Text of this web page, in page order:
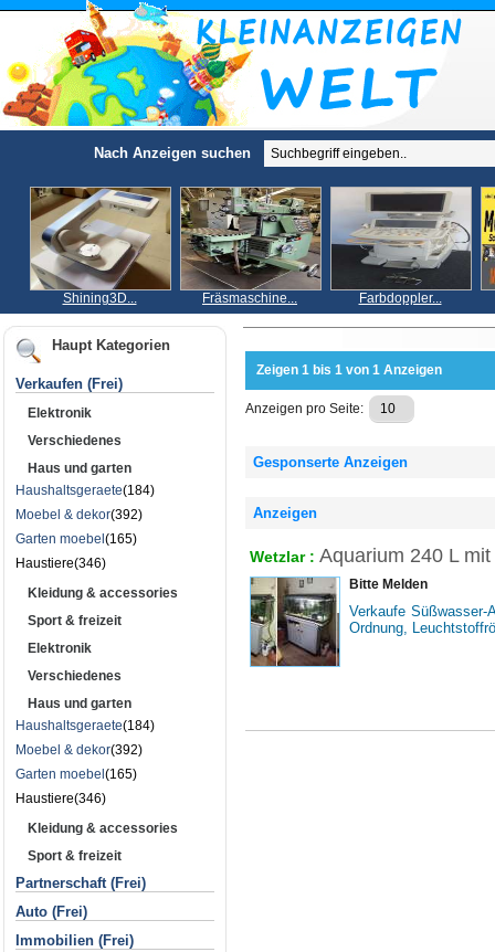
Nach Anzeigen suchen
Shining3D... Fräsmaschine... Farbdoppler...
Haupt Kategorien
Verkaufen (Frei)
Elektronik
Verschiedenes
Haus und garten
Haushaltsgeraete(184)
Moebel & dekor(392)
Garten moebel (165)
Haustiere(346)
Kleidung & accessories
Sport & freizeit
Elektronik
Verschiedenes
Haus und garten
Haushaltsgeraete(184)
Moebel & dekor(392)
Garten moebel (165)
Haustiere(346)
Kleidung & accessories
Sport & freizeit
Partnerschaft (Frei)
Auto (Frei)
Immobilien (Frei)
Zeigen 1 bis 1 von 1 Anzeigen
Anzeigen pro Seite:
Gesponserte Anzeigen
Anzeigen
Wetzlar : Aquarium 240 L
Bitte Melden
Verkaufe Süßwasser-
Ordnung,